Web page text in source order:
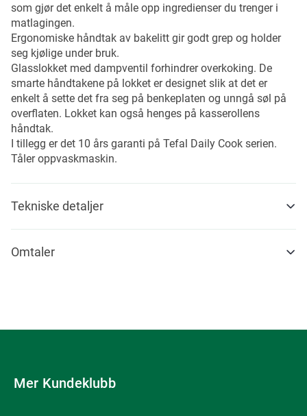
som gjør det enkelt å måle opp ingredienser du trenger i
matlagingen.
Ergonomiske håndtak av bakelitt gir godt grep og holder
seg kjølige under bruk.
Glasslokket med dampventil forhindrer overkoking. De
smarte håndtakene på lokket er designet slik at det er
enkelt å sette det fra seg på benkeplaten og unngå søl på
overflaten. Lokket kan også henges på kasserollens
håndtak.
I tillegg er det 10 års garanti på Tefal Daily Cook serien.
Tåler oppvaskmaskin.
Tekniske detaljer
Omtaler
Mer Kundeklubb